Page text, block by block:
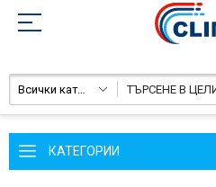
Всички категории
КАТЕГОРИИ